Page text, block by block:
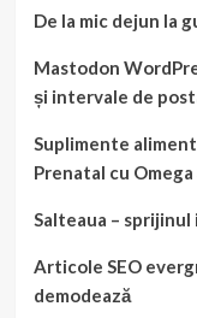
De la mic dejun la
Mastodon
și intervale de
Suplimente
Prenatal cu
Salteaua –
Articole SEO
demodează